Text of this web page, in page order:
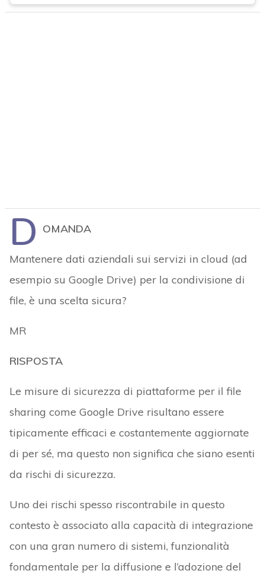
D OMANDA
Mantenere dati aziendali sui servizi in cloud (ad
esempio su Google Drive) per la condivisione di
file, è una scelta sicura?
MR
RISPOSTA
Le misure di sicurezza di piattaforme per il file
sharing come Google Drive risultano essere
tipicamente efficaci e costantemente aggiornate
di per sé, ma questo non significa che siano esenti
da rischi di sicurezza.
Uno dei rischi spesso riscontrabile in questo
contesto è associato alla capacità di integrazione
con una gran numero di sistemi, funzionalità
fondamentale per la diffusione e l’adozione del